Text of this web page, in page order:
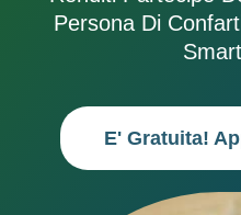
Persona Di
E' Gratuita!